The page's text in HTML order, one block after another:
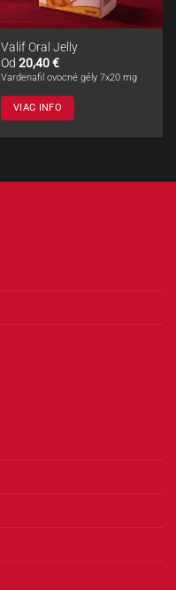
Valif Oral Jelly
Od20,40€
Vardenafil ovocné gély 7x20 mg
VIAC INFO